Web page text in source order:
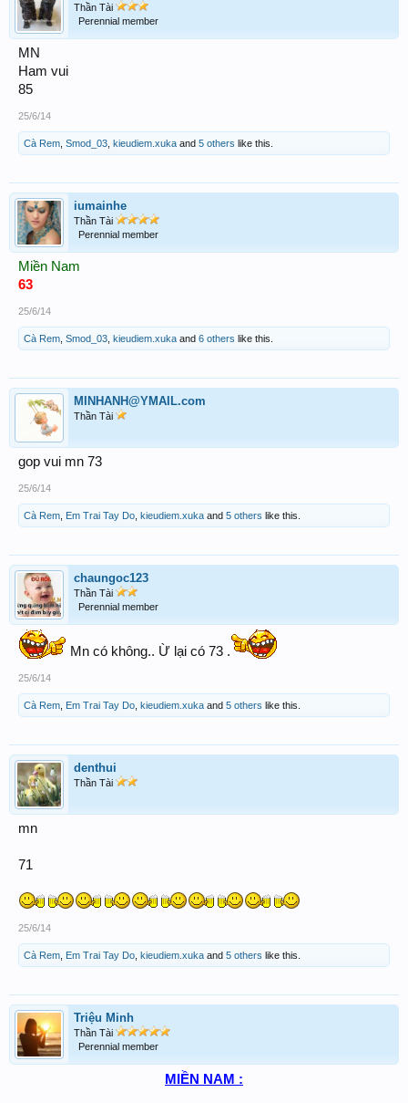
Thần Tài
Perennial member
MN
Ham vui
85
25/6/14
Cà Rem Smod_03 kieudiem.xuka and 5 others like this.
iumainhe
Thần Tài
Perennial member
Miền Nam
63
25/6/14
Cà Rem Smod_03 kieudiem.xuka and 6 others like this.
MINHANH@YMAIL.com
Thần Tài
gop vui mn 73
25/6/14
Cà Rem Em Trai Tay Do kieudiem.xuka and 5 others like this.
chaungoc123
Thần Tài
Perennial member
Mn có không.. Ừ lại có 73 .
25/6/14
Cà Rem Em Trai Tay Do kieudiem.xuka and 5 others like this.
denthui
Thần Tài
mn
71
25/6/14
Cà Rem Em Trai Tay Do kieudiem.xuka and 5 others like this.
Triệu Minh
Thần Tài
Perennial member
MIỀN NAM :